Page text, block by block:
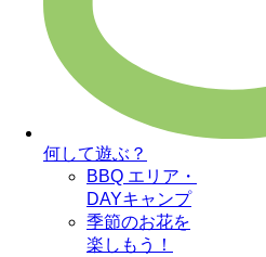
何して遊ぶ？
BBQ エリア・
DAYキャンプ
季節のお花を
楽しもう！